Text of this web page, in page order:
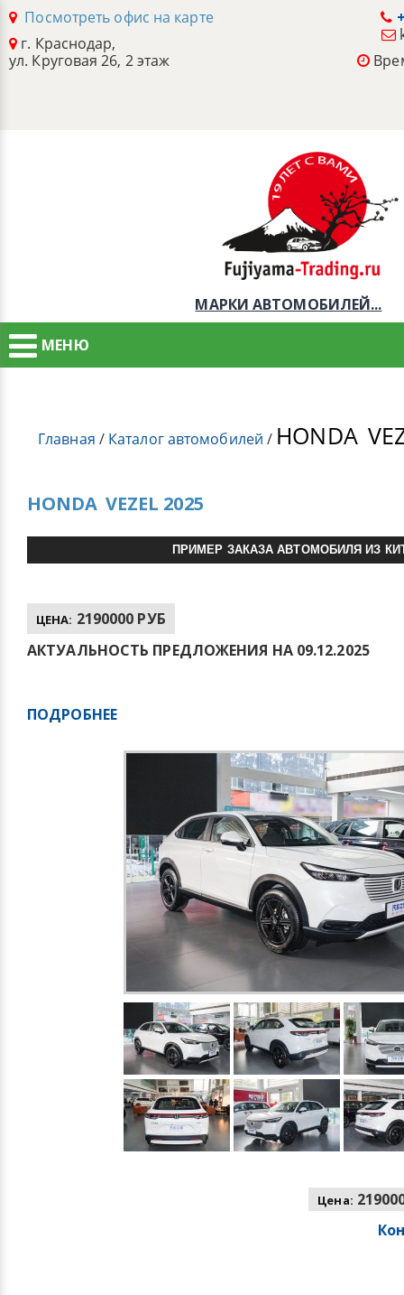
Посмотреть офис на карте
г. Краснодар,
ул. Круговая 26, 2 этаж
МАРКИ АВТОМОБИЛЕЙ...
МЕНЮ
Главная / Каталог автомобилей / HONDA
HONDA VEZEL 2025
ПРИМЕР ЗАКАЗА АВТОМОБИЛЯ ИЗ
ЦЕНА: 2190000 РУБ
АКТУАЛЬНОСТЬ ПРЕДЛОЖЕНИЯ НА 09.12.2025
ПОДРОБНЕЕ
Цена: